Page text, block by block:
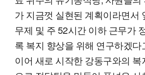
가 지금껏 실현된 계획이라면서
무제 및 주 52시간 이하 근무가
록 복지 향상을 위해 연구하겠다
이어 새로 시작한 강동구와의